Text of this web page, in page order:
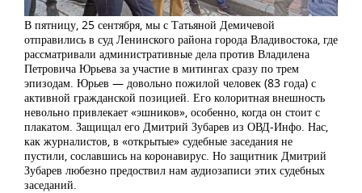
В пятницу, 25 сентября, мы с Татьяной Демичевой
отправились в суд Ленинского района города Владивостока, где
рассматривали административные дела против Владилена
Петровича Юрьева за участие в митингах сразу по трем
эпизодам. Юрьев — довольно пожилой человек (83 года) с
активной гражданской позицией. Его колоритная внешность
невольно привлекает «эшников», особенно, когда он стоит с
плакатом. Защищал его Дмитрий Зубарев из ОВД-Инфо. Нас,
как журналистов, в «открытые» судебные заседания не
пустили, сославшись на коронавирус. Но защитник Дмитрий
Зубарев любезно предоствил нам аудиозаписи этих судебных
заседаний.